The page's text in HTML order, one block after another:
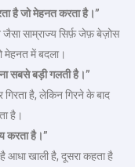
है जो मेहनत करता है।”
साम्राज्य सिर्फ़ जेफ़ बेज़ोस
मेहनत में बदला।
सबसेबड़ीगलतीहै।”
है, लेकिन गिरने के बाद
है।
करताहै।”
आधा खाली है, दूसरा कहता है